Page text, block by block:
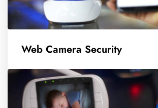
Web Camera Security